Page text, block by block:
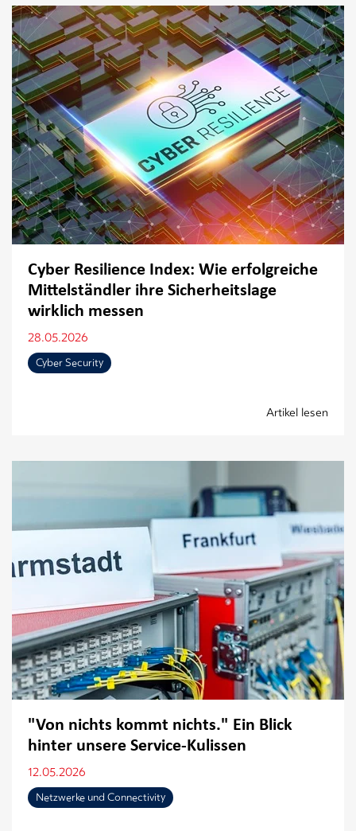
Cyber Resilience Index: Wie erfolgreiche
Mittelständler ihre Sicherheitslage
wirklich messen
28.05.2026
Cyber Security
Artikel lesen
"Von nichts kommt nichts." Ein Blick
hinter unsere Service-Kulissen
12.05.2026
Netzwerke und Connectivity